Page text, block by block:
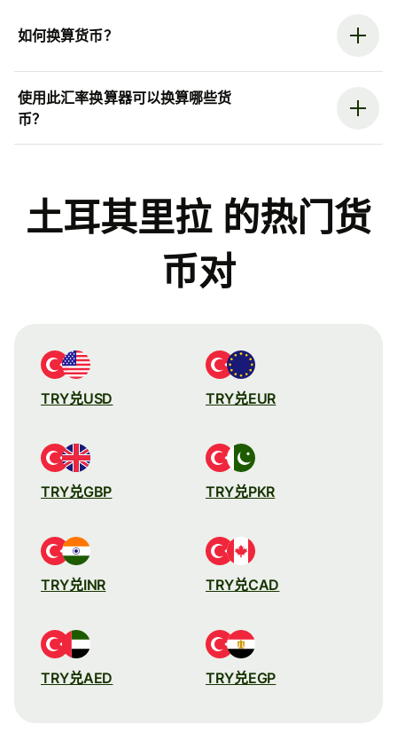
如何换算货币？
使用此汇率换算器可以换算哪些货
币？
土耳其里拉 的热门货
币对
TRY兑USD TRY兑EUR
TRY兑GBP TRY兑PKR
TRY兑INR TRY兑CAD
TRY兑AED TRY兑EGP